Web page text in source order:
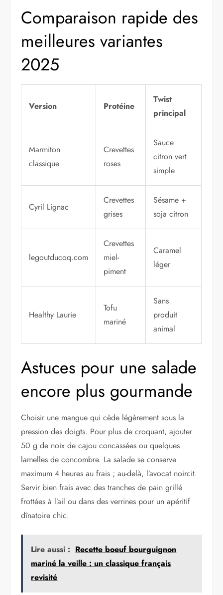
Comparaison rapide des
meilleures variantes
2025
Version Protéine
Twist
principal
Marmiton
classique
Crevettes
roses
Sauce
citron vert
simple
Cyril Lignac
Crevettes
grises
Sésame +
soja citron
legoutducoq.com
Crevettes
miel-
piment
Caramel
léger
Healthy Laurie
Tofu
mariné
Sans
produit
animal
Astuces pour une salade
encore plus gourmande
Choisir une mangue qui cède légèrement sous la
pression des doigts. Pour plus de croquant, ajouter
50 g de noix de cajou concassées ou quelques
lamelles de concombre. La salade se conserve
maximum 4 heures au frais ; au-delà, l’avocat noircit.
Servir bien frais avec des tranches de pain grillé
frottées à l’ail ou dans des verrines pour un apéritif
dînatoire chic.
Lire aussi : Recette boeuf bourguignon
mariné la veille : un classique français
revisité